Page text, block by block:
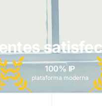
100% IP
plataforma moderna